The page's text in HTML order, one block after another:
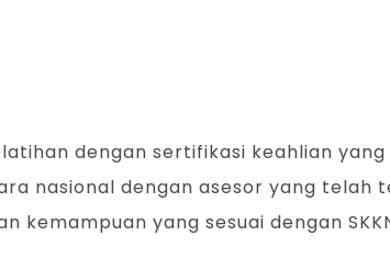
dengan sertifikasi keahlian
nasional dengan asesor yang
kemampuan yang sesuai dengan